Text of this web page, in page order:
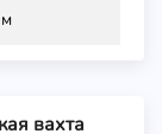
вахта